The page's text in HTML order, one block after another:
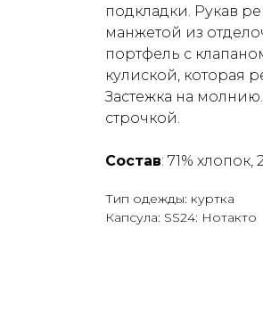
подкладки. Рукав
манжетой из
портфель с
кулиской, которая
Застежка на
строчкой.
Состав: 71%
Тип одежды: куртка
Капсула: SS24: Нотакто